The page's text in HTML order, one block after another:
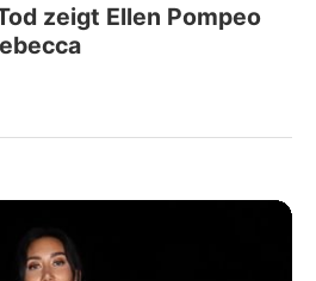
zeigt Ellen Pompeo